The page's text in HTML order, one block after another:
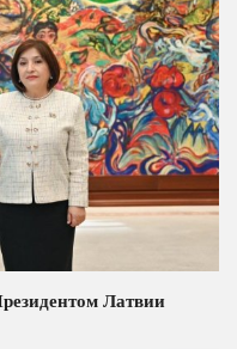
Латвии